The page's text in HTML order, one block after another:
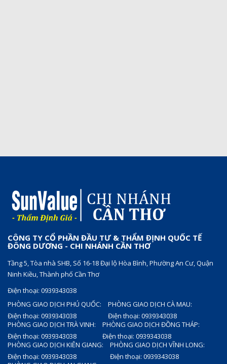
CÔNG TY CỔ PHẦN ĐẦU TƯ & THẨM ĐỊNH QUỐC TẾ
ĐÔNG DƯƠNG - CHI NHÁNH CẦN THƠ
Tầng 5, Tòa nhà SHB, Số 16-18 Đại lộ Hòa Bình, Phường An Cư, Quận
Ninh Kiều, Thành phố Cần Thơ
Điện thoại: 0939343038
PHÒNG GIAO DỊCH PHÚ QUỐC:
Điện thoại: 0939343038
PHÒNG GIAO DỊCH CÀ MAU:
Điện thoại: 0939343038
PHÒNG GIAO DỊCH TRÀ VINH:
Điện thoại: 0939343038
PHÒNG GIAO DỊCH ĐỒNG THÁP:
Điện thoại: 0939343038
PHÒNG GIAO DỊCH KIÊN GIANG:
Điện thoại: 0939343038
PHÒNG GIAO DỊCH VĨNH LONG:
Điện thoại: 0939343038